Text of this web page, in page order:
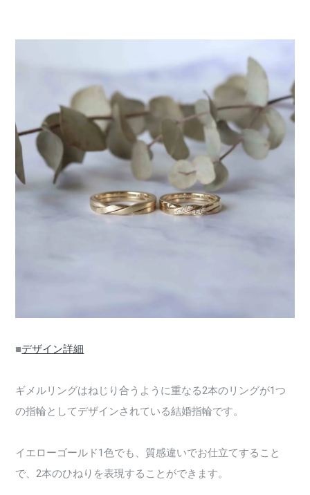
■デザイン詳細
ギメルリングはねじり合うように重なる2本のリングが1つ
の指輪としてデザインされている結婚指輪です。
イエローゴールド1色でも、質感違いでお仕立てすること
で、2本のひねりを表現することができます。